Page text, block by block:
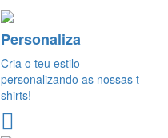
Personaliza
Cria o teu estilo
personalizando as nossas t-
shirts!